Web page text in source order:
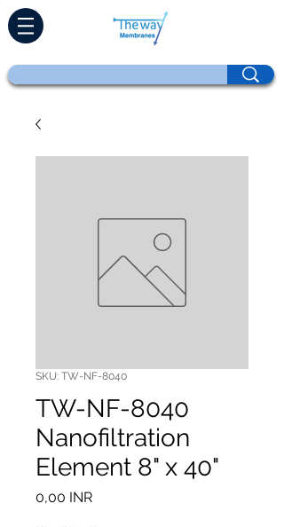
SKU: TW-NF-8040
TW-NF-8040
Nanofiltration
Element 8" x 40"
0,00 INRPrecio